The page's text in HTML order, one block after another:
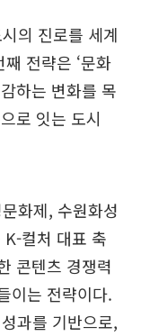
의 진로를 세계
전략은 ‘문화
하는 변화를 목
로 잇는 도시
화제, 수원화성
컬처 대표 축
콘텐츠 경쟁력
이는 전략이다.
과를 기반으로,